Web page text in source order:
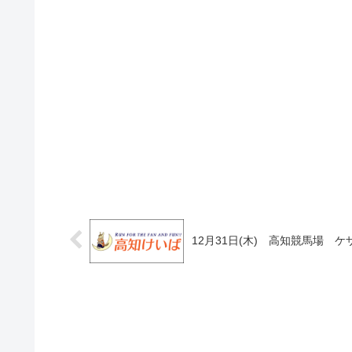
12月31日(木) 高知競馬場 ケ